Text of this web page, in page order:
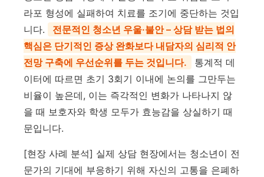
라포 형성에 실패하여 치료를 조기에 중단하는 것입
니다.
전문적인 청소년 우울·불안 – 상담 받는 법의
핵심은 단기적인 증상 완화보다 내담자의 심리적 안
전망 구축에 우선순위를 두는 것입니다.
통계적 데
이터에 따르면 초기 3회기 이내에 논의를 그만두는
비율이 높은데, 이는 즉각적인 변화가 나타나지 않
을 때 보호자와 학생 모두가 효능감을 상실하기 때
문입니다.
[현장 사례 분석] 실제 상담 현장에서는 청소년이 전
문가의 기대에 부응하기 위해 자신의 고통을 은폐하